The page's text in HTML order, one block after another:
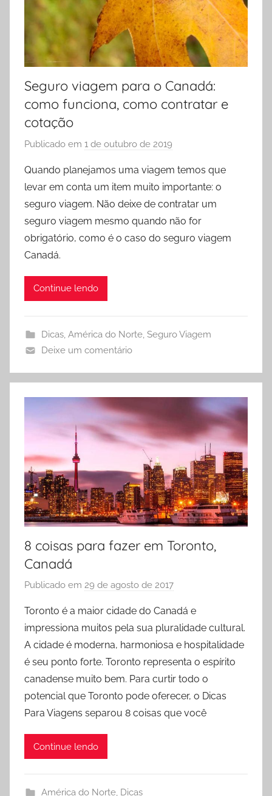
Seguro viagem para o Canadá:
como funciona, como contratar e
cotação
Publicado em 1 de outubro de 2019
r
P
r
i
s
s
r
a
d
i
Quando planejamos uma viagem temos que
levar em conta um item muito importante: o
seguro viagem. Não deixe de contratar um
seguro viagem mesmo quando não for
obrigatório, como é o caso do seguro viagem
Canadá.
Continue lendo
Dicas, América do Norte, Seguro Viagem
Deixe um comentário
8 coisas para fazer em Toronto,
Canadá
Publicado em 29 de agosto de 2017
r
R
o
d
r
i
g
Toronto é a maior cidade do Canadá e
impressiona muitos pela sua pluralidade cultural.
A cidade é moderna, harmoniosa e hospitalidade
é seu ponto forte. Toronto representa o espírito
canadense muito bem. Para curtir todo o
potencial que Toronto pode oferecer, o Dicas
Para Viagens separou 8 coisas que você
Continue lendo
América do Norte, Dicas